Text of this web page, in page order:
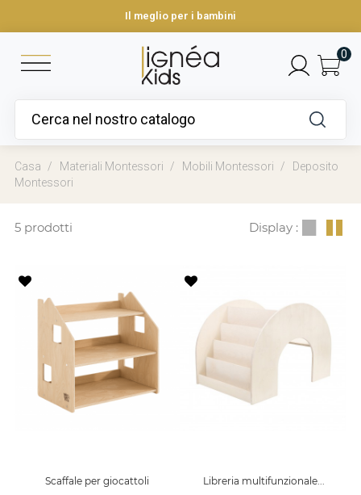
Il meglio per i bambini
0
Casa Materiali Montessori Mobili Montessori
Deposito
Montessori
5 prodotti Display :
Scaffale per giocattoli
Libreria multifunzionale...